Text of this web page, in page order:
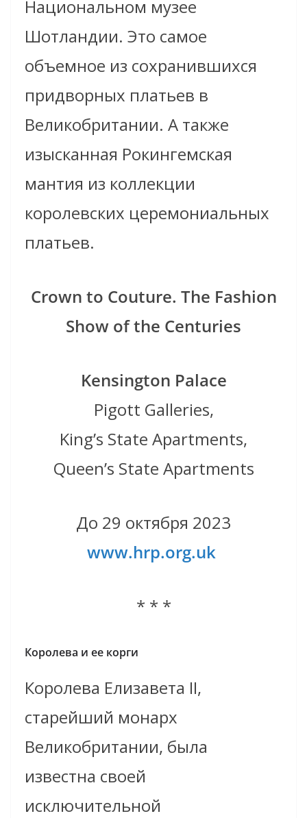
Национальном музее
Шотландии. Это самое
объемное из сохранившихся
придворных платьев в
Великобритании. А также
изысканная Рокингемская
мантия из коллекции
королевских церемониальных
платьев.
Crown to Couture. The Fashion
Show of the Centuries
Kensington Palace
Pigott Galleries,
King’s State Apartments,
Queen’s State Apartments
До 29 октября 2023
www.hrp.org.uk
* * *
Королева и ее корги
Королева Елизавета II,
старейший монарх
Великобритании, была
известна своей
исключительной